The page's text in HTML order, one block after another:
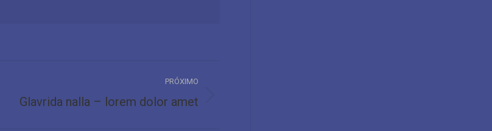
PRÓXIMO
PróximoGlavrida nalla – lorem dolor amet